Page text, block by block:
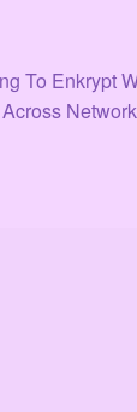
To Enkrypt
Across